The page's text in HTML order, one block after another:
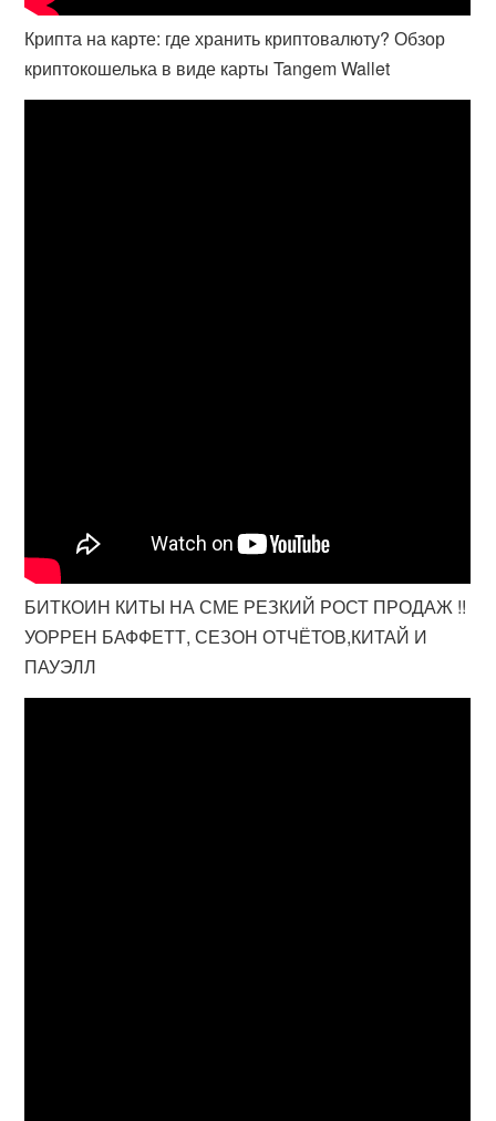
Крипта на карте: где хранить криптовалюту? Обзор
криптокошелька в виде карты Tangem Wallet
БИТКОИН КИТЫ НА СМЕ РЕЗКИЙ РОСТ ПРОДАЖ !!
УОРРЕН БАФФЕТТ, СЕЗОН ОТЧЁТОВ,КИТАЙ И
ПАУЭЛЛ